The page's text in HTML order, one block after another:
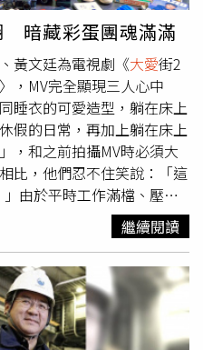
劇痛，送醫檢查發現足足斷
。命懸一線的他，在醫院時
，卻因吸太大口當場嗆到、
極限折磨下，他痛飆一連串
不想再吸了」，就此徹底戒
仍難掩憤怒，為了宣洩無法
具有復仇含意的圖案：一隻
將對方勒到窒息的八爪章
白眼狼」，他說：「可見我
子的長相刺在腰腹，並將骨
子。從事殯葬業的他表示，
溫度，直到自己經歷「白髮
心。在朋友的提醒與轉念
字成立救援協會，多年來
勢家庭，總共花費高達
暗藏彩蛋團魂滿滿
黃文廷為電視劇《大愛街2
，MV完全顯現三人心中
睡衣的可愛造型，躺在床上
假的日常，再加上躺在床上
，和之前拍攝MV時必須大
比，他們忍不住笑說：「這
由於平時工作滿檔、壓力
「快樂的一天」就是可以放
們如願，大半的過程都是
舒服的環境讓3人躺著拍攝
睡一下嗎？」文廷為了這首
樂躺平舞」，他說：「希望
上，也可以跟著〈快樂的一
繼續閱讀